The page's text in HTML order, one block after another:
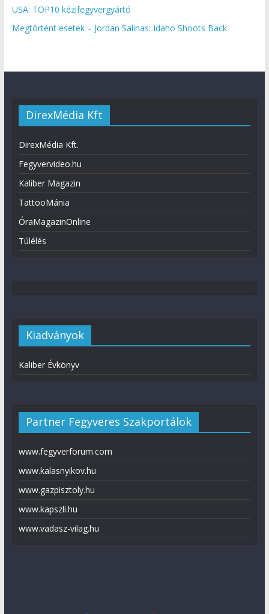
USA: TOP10 kézifegyvergyártó
Megtörtént esetek – Jordan Salinas: Idaho Shoots Back
DirexMédia Kft
DirexMédia Kft.
Fegyvervideo.hu
Kaliber Magazin
TattooMánia
ÓraMagazinOnline
Túlélés
Kiadványok
Kaliber Évkönyv
Partner Fegyveres Szakportálok
www.fegyverforum.com
www.kalasnyikov.hu
www.gazpisztoly.hu
www.kapszli.hu
www.vadasz-vilag.hu